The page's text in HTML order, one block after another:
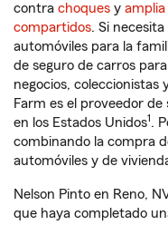
contra choques y
compartidos. Si
automóviles para la
de seguro de carros
negocios, coleccionistas
Farm es el proveedor
en los Estados Unidos1 .
combinando la compra
automóviles y de
Nelson Pinto en Reno,
que haya completado